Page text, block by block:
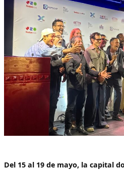
Del 15 al 19 de mayo, la capital